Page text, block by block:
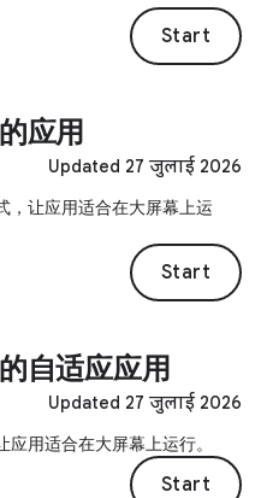
Start
应用
Updated 27 जुलाई 2026
，让应用适合在大屏幕上运
Start
自适应应用
Updated 27 जुलाई 2026
用适合在大屏幕上运行。
Start